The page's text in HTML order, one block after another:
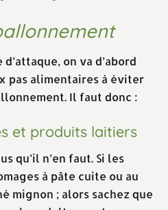
on va d’abord
pas alimentaires à éviter
Il faut donc :
et produits laitiers
qu’il n’en faut. Si les
à pâte cuite ou au
mignon ; alors sachez que